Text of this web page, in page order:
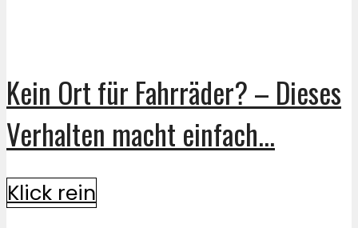
Kein Ort für Fahrräder? – Dieses
Verhalten macht einfach...
Klick rein